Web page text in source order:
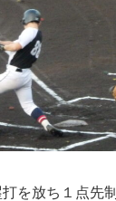
を放ち１点先制